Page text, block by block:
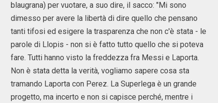
blaugrana) per vuotare, a suo dire, il sacco: "Mi sono
dimesso per avere la libertà di dire quello che pensano
tanti tifosi ed esigere la trasparenza che non c'è stata - le
parole di Llopis - non si è fatto tutto quello che si poteva
fare. Tutti hanno visto la freddezza fra Messi e Laporta.
Non è stata detta la verità, vogliamo sapere cosa sta
tramando Laporta con Perez. La Superlega è un grande
progetto, ma incerto e non si capisce perché, mentre i